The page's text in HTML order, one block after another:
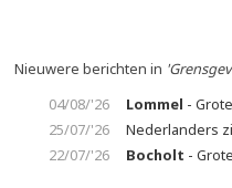
Nieuwere berichten in
04/08/'26
Lommel -
25/07/'26
Nederlanders
22/07/'26
Bocholt -